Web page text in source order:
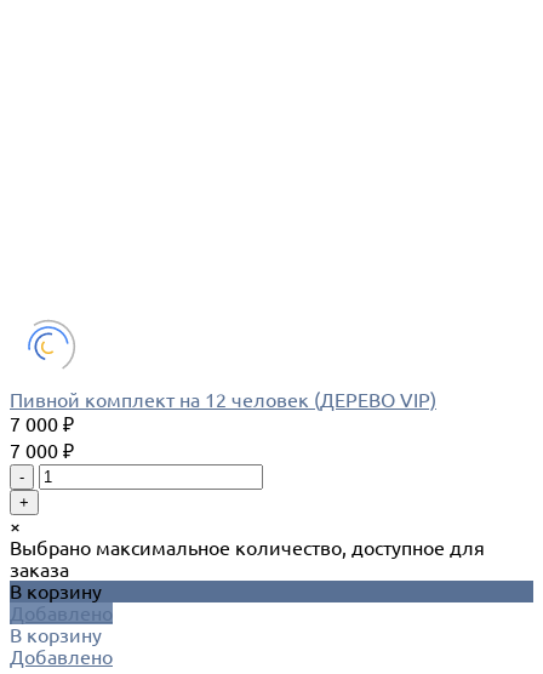
Пивной комплект на 12 человек (ДЕРЕВО VIP)
7 000 ₽
7 000 ₽
-
+
×
Выбрано максимальное количество, доступное для
заказа
В корзину
Добавлено
В корзину
Добавлено